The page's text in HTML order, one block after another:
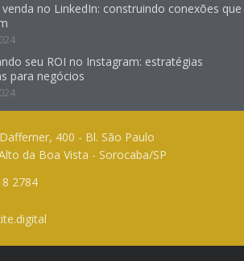
no LinkedIn: construindo conexões que
seu ROI no Instagram: estratégias
para negócios
400 - Bl. São Paulo
da Boa Vista - Sorocaba/SP
2784